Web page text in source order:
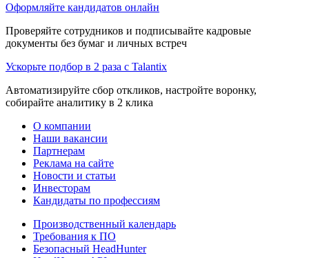
Оформляйте кандидатов онлайн
Проверяйте сотрудников и подписывайте кадровые
документы без бумаг и личных встреч
Ускорьте подбор в 2 раза с Talantix
Автоматизируйте сбор откликов, настройте воронку,
собирайте аналитику в 2 клика
О компании
Наши вакансии
Партнерам
Реклама на сайте
Новости и статьи
Инвесторам
Кандидаты по профессиям
Производственный календарь
Требования к ПО
Безопасный HeadHunter